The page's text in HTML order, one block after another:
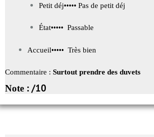
Petit déj••••• Pas de petit déj
État••••• Passable
Accueil••••• Très bien
Commentaire : Surtout prendre des duvets
Note : /10